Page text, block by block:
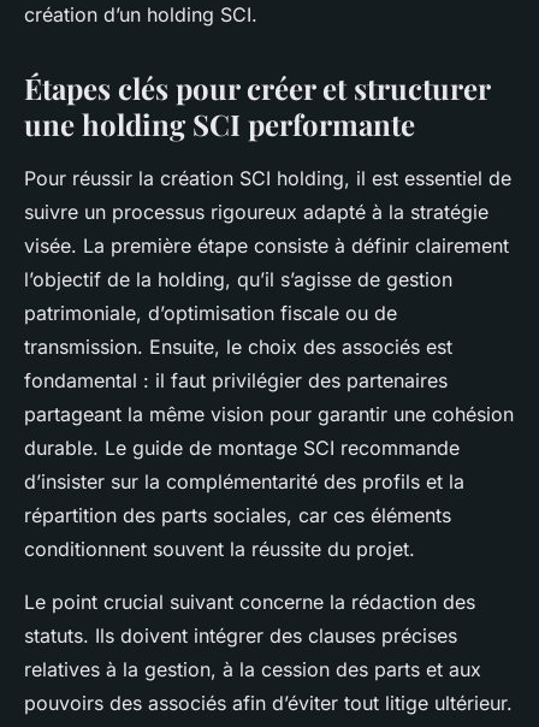
création d’un holding SCI.
Étapes clés pour créer et structurer
une holding SCI performante
Pour réussir la création SCI holding, il est essentiel de
suivre un processus rigoureux adapté à la stratégie
visée. La première étape consiste à définir clairement
l’objectif de la holding, qu’il s’agisse de gestion
patrimoniale, d’optimisation fiscale ou de
transmission. Ensuite, le choix des associés est
fondamental : il faut privilégier des partenaires
partageant la même vision pour garantir une cohésion
durable. Le guide de montage SCI recommande
d’insister sur la complémentarité des profils et la
répartition des parts sociales, car ces éléments
conditionnent souvent la réussite du projet.
Le point crucial suivant concerne la rédaction des
statuts. Ils doivent intégrer des clauses précises
relatives à la gestion, à la cession des parts et aux
pouvoirs des associés afin d’éviter tout litige ultérieur.